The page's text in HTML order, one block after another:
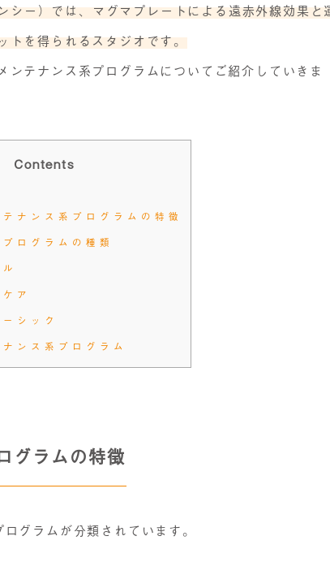
ー）では、マグマプレートによる遠赤外線効果と
トを得られるスタジオです。
ンテナンス系プログラムについてご紹介していきま
Contents
ナンス系プログラムの特徴
ログラムの種類
ア
シック
ンス系プログラム
グラムの特徴
グラムが分類されています。